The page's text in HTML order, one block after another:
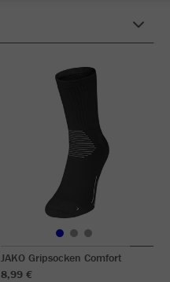
JAKO Gripsocken Comfort
8,99 €